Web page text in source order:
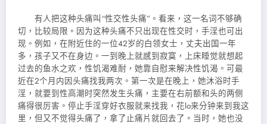
有人把这种头痛叫“性交性头痛”。看来，这一名词不够确
切，比较局限。因为这种头痛不只出现在性交时，手淫也可出
现。例如，在附近住的一位42岁的白领女士，丈夫出国一年
多，孩子又不在身边。一到晚上就感到寂寞，上床睡觉就想起
过去的鱼水之欢，性饥渴难耐，她靠自慰来解决性饥渴。可最
近在2个月内因头痛找我两次。第一次是在晚上，她沐浴时手
淫，就要到性高潮时突然发生头痛，主要在右前额和头的两侧
痛得很厉害。停止手淫穿好衣服就来找我，花lo来分钟来到我这
里，但又不觉得头痛了，拿了止痛片就回去了。当时，她也没